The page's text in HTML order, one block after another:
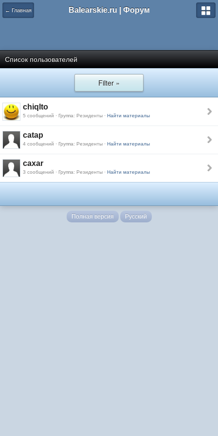
← Главная Balearskie.ru | Форум
Список пользователей
Filter »
chiqlto
5 сообщений · Группа: Резиденты · Найти материалы
catap
4 сообщений · Группа: Резиденты · Найти материалы
caxar
3 сообщений · Группа: Резиденты · Найти материалы
Полная версия Русский